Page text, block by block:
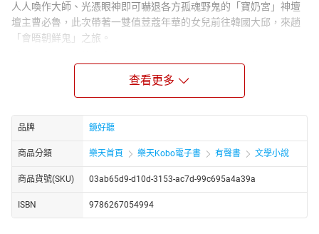
人人喚作大師、光憑眼神即可嚇退各方孤魂野鬼的「寶奶宮」神壇
壇主曹必魯，此次帶著一雙值荳蔻年華的女兒前往韓國大邱，來趟
「會晤朝鮮鬼」之旅。
及一張寫著祕密的紙條……讓擁有靈異感應體質、見鬼無數的曹家父
女都毛骨悚然、疲於奔命！
件背後的真相，又是如何沉重且令人嘆息……？
錄製單位：鏡好聽團隊
【作者簡介】
娜歐米
查看更多
品牌 鏡好聽
商品分類 樂天首頁 樂天Kobo電子書 有聲書 文學小說
商品貨號(SKU) 03ab65d9-d10d-3153-ac7d-99c695a4a39a
ISBN 9786267054994